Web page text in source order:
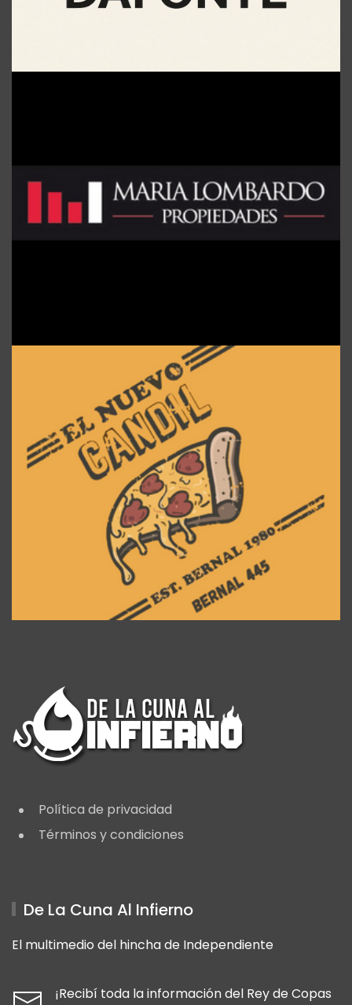
Política de privacidad
Términos y condiciones
De La Cuna Al Infierno
El multimedio del hincha de Independiente
¡Recibí toda la información del Rey de Copas